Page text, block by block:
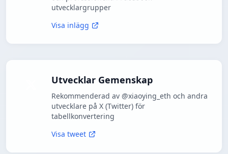
utvecklargrupper
Visa inlägg
Utvecklar Gemenskap
Rekommenderad av @xiaoying_eth och andra
utvecklare på X (Twitter) för
tabellkonvertering
Visa tweet